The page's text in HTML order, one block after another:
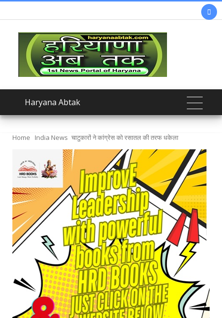

Haryana Abtak
Home India News चाटुकारों ने कांग्रेस को रसातल की तरफ धकेला